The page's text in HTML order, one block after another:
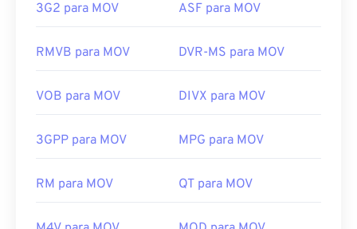
3G2 para MOV ASF para MOV
RMVB para MOV DVR-MS para MOV
VOB para MOV DIVX para MOV
3GPP para MOV MPG para MOV
RM para MOV QT para MOV